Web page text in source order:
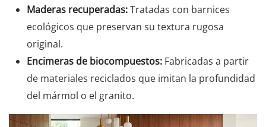
Maderas recuperadas:Tratadas con barnices
ecológicos que preservan su textura rugosa
original.
Encimeras de biocompuestos: Fabricadas a partir
de materiales reciclados que imitan la profundidad
del mármol o el granito.